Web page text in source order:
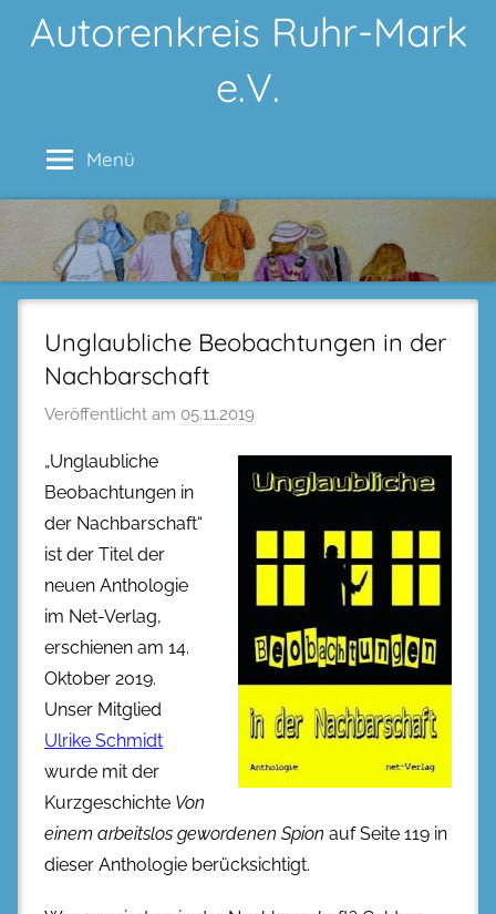
InhaltAutorenkreis Ruhr-Mark
e.V.
Menü
Unglaubliche Beobachtungen in der
Nachbarschaft
Veröffentlicht am 05.11.2019
„Unglaubliche
Beobachtungen in
der Nachbarschaft“
ist der Titel der
neuen Anthologie
im Net-Verlag,
erschienen am 14.
Oktober 2019.
Unser Mitglied
Ulrike Schmidt
wurde mit der
Kurzgeschichte Von
einem arbeitslos gewordenen Spion auf Seite 119 in
dieser Anthologie berücksichtigt.